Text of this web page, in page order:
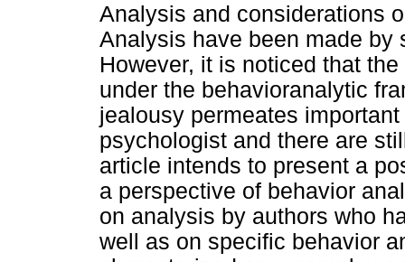
Analysis and considerations
Analysis have been made by
However, it is noticed that
under the behavioranalytic
jealousy permeates
psychologist and there are
article intends to present a
a perspective of behavior
on analysis by authors who
well as on specific behavior